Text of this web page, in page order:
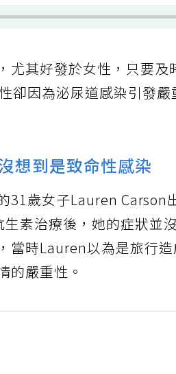
尤其好發於女性，只要及
卻因為泌尿道感染引發
想到是致命性感染
31歲女子Lauren Carson
生素治療後，她的症狀並
當時Lauren以為是旅行
的嚴重性。